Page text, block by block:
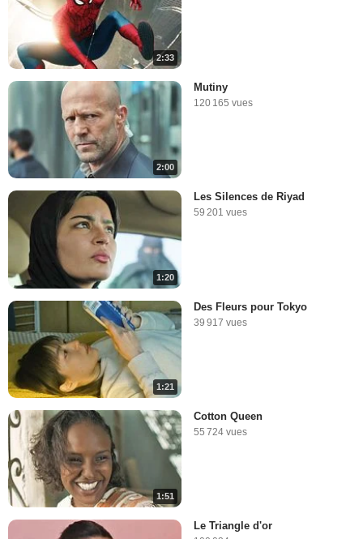
2:33
2:00
Mutiny
120 165 vues
1:20
Les Silences de Riyad
59 201 vues
1:21
Des Fleurs pour Tokyo
39 917 vues
1:51
Cotton Queen
55 724 vues
Le Triangle d'or